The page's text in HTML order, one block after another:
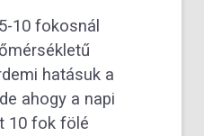
10 fokosnál
hatásuk a
ahogy a napi
10 fok fölé